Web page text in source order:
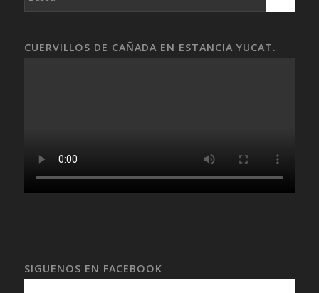
CUERVILLOS DE CAÑADA EN ESTANCIA YUCAT.
SIGUENOS EN FACEBOOK